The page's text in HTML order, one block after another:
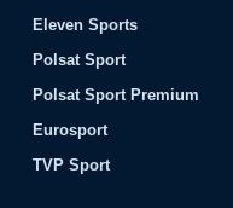
Eleven Sports
Polsat Sport
Polsat Sport Premium
Eurosport
TVP Sport